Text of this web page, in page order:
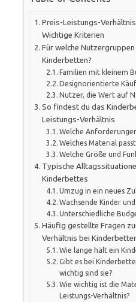
Preis-Leistungs-
Wichtige Kriterien
Für welche
Kinderbetten?
Familien mit kleinem
Designorientierte
Nutzer, die Wert auf
So findest du das
Leistungs-Verhältnis
Welche
Welches Material
Welche Größe und
Typische
Kinderbettes
Umzug in ein neues
Wachsende Kinder
Unterschiedliche
Häufig gestellte Fragen
Verhältnis bei
Wie lange hält ein
Gibt es bei
wichtig sind sie?
Wie wichtig ist die
Leistungs-Verhältnis?